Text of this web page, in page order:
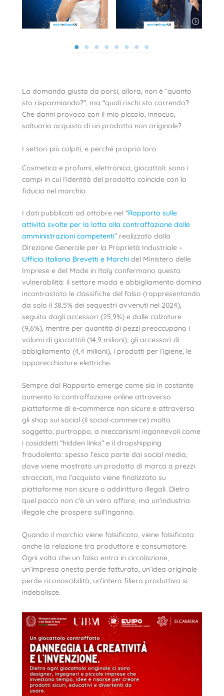
La domanda giusta da porsi, allora, non è “quanto
sto risparmiando?”, ma “quali rischi sto correndo?
Che danni provoco con il mio piccolo, innocuo,
saltuario acquisto di un prodotto non originale?
I settori più colpiti, e perché proprio loro
Cosmetica e profumi, elettronica, giocattoli: sono i
campi in cui l’identità del prodotto coincide con la
fiducia nel marchio.
I dati pubblicati ad ottobre nel “Rapporto sulle
attività svolte per la lotta alla contraffazione dalle
amministrazioni competenti” realizzato dalla
Direzione Generale per la Proprietà Industriale –
Ufficio Italiano Brevetti e Marchi del Ministero delle
Imprese e del Made in Italy confermano questa
vulnerabilità: il settore moda e abbigliamento domina
incontrastato le classifiche del falso (rappresentando
da solo il 38,5% dei sequestri avvenuti nel 2024),
seguito dagli accessori (25,9%) e dalle calzature
(9,6%), mentre per quantità di pezzi preoccupano i
volumi di giocattoli (14,9 milioni), gli accessori di
abbigliamento (4,4 milioni), i prodotti per l’igiene, le
apparecchiature elettriche.
Sempre dal Rapporto emerge come sia in costante
aumento la contraffazione online attraverso
piattaforme di e-commerce non sicure e attraverso
gli shop sui social (il social-commerce) molto
soggetto, purtroppo, a meccanismi ingannevoli come
i cosiddetti “hidden links” e il dropshipping
fraudolento: spesso l’esca parte dai social media,
dove viene mostrato un prodotto di marca a prezzi
stracciati, ma l’acquisto viene finalizzato su
piattaforme non sicure o addirittura illegali. Dietro
quel pacco non c’è un vero affare, ma un’industria
illegale che prospera sull’inganno.
Quando il marchio viene falsificato, viene falsificata
anche la relazione tra produttore e consumatore.
Ogni volta che un falso entra in circolazione,
un’impresa onesta perde fatturato, un’idea originale
perde riconoscibilità, un’intera filiera produttiva si
indebolisce.